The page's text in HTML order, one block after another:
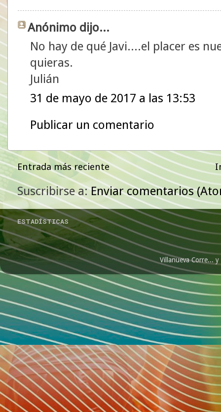
Anónimo dijo...
No hay de qué Javi....el placer es
quieras.
Julián
31 de mayo de 2017 a las 13:53
Publicar un comentario
Entrada más reciente
Suscribirse a:Enviar comentarios
ESTADÍSTICAS
Villanueva Corre...